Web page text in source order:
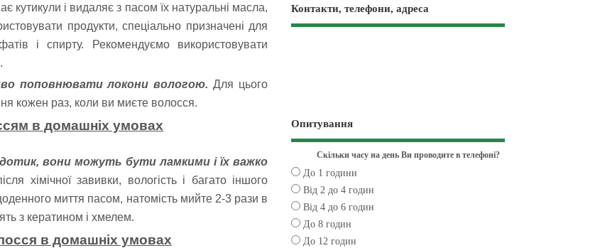
кутикули і видаляє з пасом їх натуральні масла,
продукти, спеціально призначені для
і спирту. Рекомендуємо використовувати
поповнювати локони вологою. Для цього
кожен раз, коли ви миєте волосся.
в домашніх умовах
вони можуть бути ламкими і їх важко
хімічної завивки, вологість і багато іншого
миття пасом, натомість мийте 2-3 рази в
з кератином і хмелем.
в домашніх умовах
Контакти, телефони, адреса
Опитування
Скільки часу на день Ви проводите в телефоні?
До 1 години
Від 2 до 4 годин
Від 4 до 6 годин
До 8 годин
До 12 годин